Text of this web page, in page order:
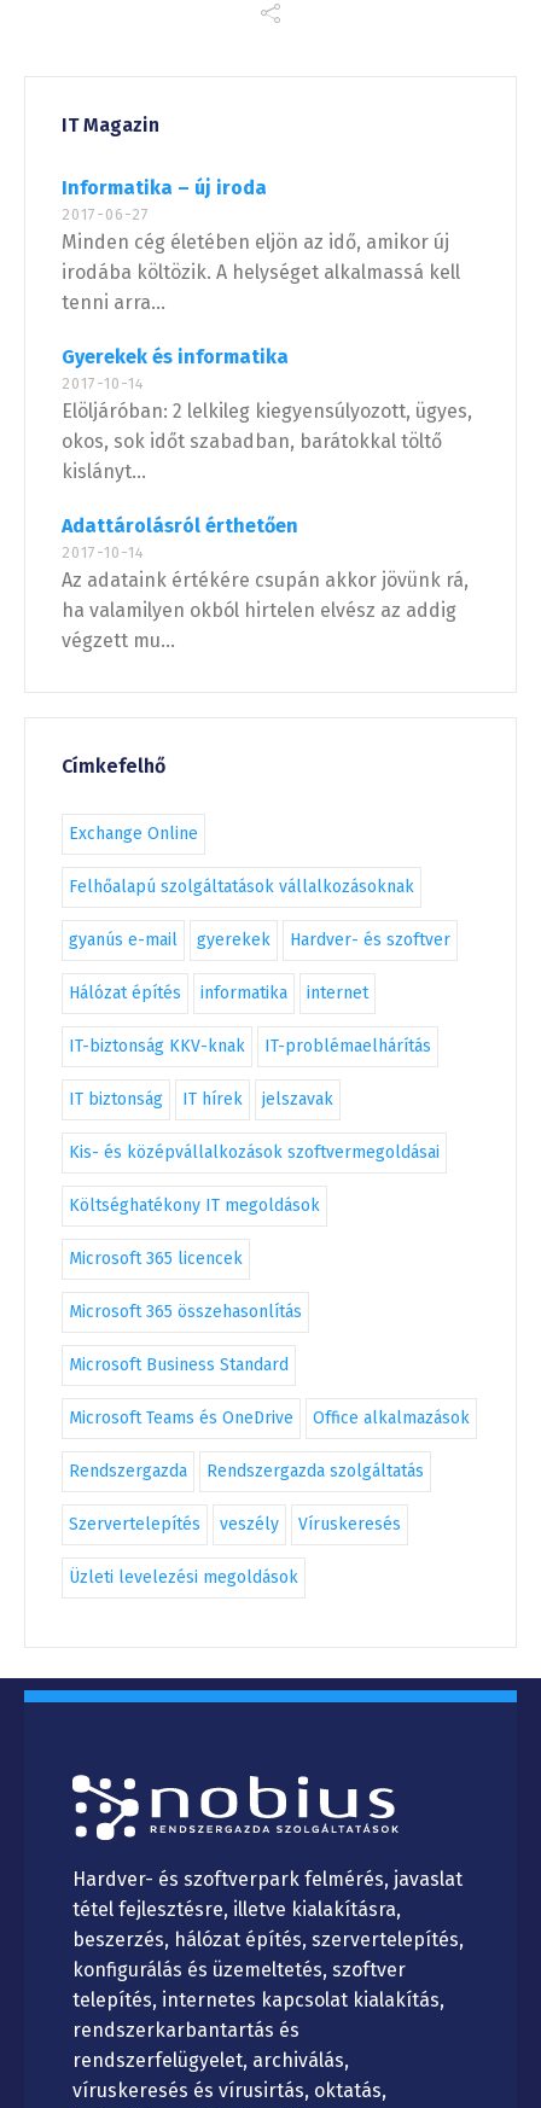
IT Magazin
Informatika – új iroda
2017-06-27
Minden cég életében eljön az idő, amikor új
irodába költözik. A helységet alkalmassá kell
tenni arra...
Gyerekek és informatika
2017-10-14
Elöljáróban: 2 lelkileg kiegyensúlyozott, ügyes,
okos, sok időt szabadban, barátokkal töltő
kislányt...
Adattárolásról érthetően
2017-10-14
Az adataink értékére csupán akkor jövünk rá,
ha valamilyen okból hirtelen elvész az addig
végzett mu...
Címkefelhő
Exchange Online
Felhőalapú szolgáltatások vállalkozásoknak
gyanús e-mail gyerekek Hardver- és szoftver
Hálózat építés informatika internet
IT-biztonság KKV-knak IT-problémaelhárítás
IT biztonság IT hírek jelszavak
Kis- és középvállalkozások szoftvermegoldásai
Költséghatékony IT megoldások
Microsoft 365 licencek
Microsoft 365 összehasonlítás
Microsoft Business Standard
Microsoft Teams és OneDrive Office alkalmazások
Rendszergazda Rendszergazda szolgáltatás
Szervertelepítés veszély Víruskeresés
Üzleti levelezési megoldások
Hardver- és szoftverpark felmérés, javaslat
tétel fejlesztésre, illetve kialakításra,
beszerzés, hálózat építés, szervertelepítés,
konfigurálás és üzemeltetés, szoftver
telepítés, internetes kapcsolat kialakítás,
rendszerkarbantartás és
rendszerfelügyelet, archiválás,
víruskeresés és vírusirtás, oktatás,